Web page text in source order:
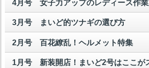
4月号 女子力アップのレディース作
3月号 まいど的ツナギの選び方
2月号 百花繚乱！ヘルメット特集
1月号 新装開店！まいど2号はここが